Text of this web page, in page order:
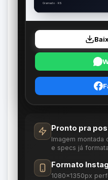
Gramado · RS
Pronto pra
Imagem montada
e specs já
Formato
1080×1350px